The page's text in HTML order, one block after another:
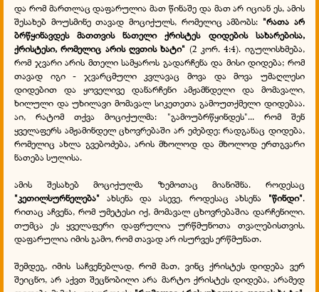
და რომ მართლაც დაფარულია მათ წინაშე და მათ არ იციან ეს, ამის
შესახებ მოუსმინე თავად მოციქულს, რომელიც ამბობს: "რათა არ
ბრწყინავდეს მათთვის ნათელი ქრისტეს დიდების სახარებისა,
ქრისტესი, რომელიც არის ღვთის ხატი" (2 კორ. 4:4). იგულისხმება,
რომ ჯვარი არის მთელი სამყაროს გადარჩენა და მისი დიდება; რომ
თავად იგი - ჯვარცმული კვლავაც მოვა და მოვა უმაღლესი
დიდებით და ყოველივე დანარჩენი ამჟამნდელი და მომავალი,
ხილული და უხილავი მომავალ სიკეთეთა გამოუთქმელი დიდებაა.
აი, რატომ თქვა მოციქულმა: "გამოუბრწყინდეს"... რომ შენ
ყველაფერს ამჟამინდელ ცხოვრებაში არ ეძებდე; რადგანაც დიდება,
რომელიც ახლა გვებოძება, არის მხოლოდ და მხოლოდ ერთგვარი
ნათება სულისა.
ამის შესახებ მოციქულმა ზემოთაც მიანიშნა. როდესაც
"კეთილსურნელება" ახსენა და ასევე, როდესაც ახსენა "წინდი".
რითაც აჩვენა, რომ უმეტესი იქ, მომავალ ცხოვრებაშია დარჩენილი.
თუმცა ეს ყველაფერი დაფრულია ურწმუნოთა თვალებისთვის.
დაფარულია იმის გამო, რომ თავად არ ისურვეს ერწმუნათ.
შემდეგ, იმის საჩვენებლად, რომ მათ, ვინც ქრისტეს დიდება ვერ
შეიცნო, არ აქვთ შეცნობილი არა მარტო ქრისტეს დიდება, არამედ